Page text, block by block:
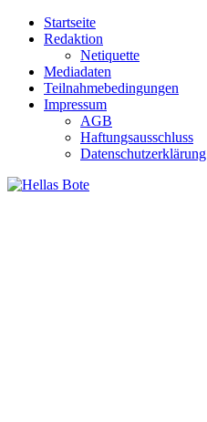
Zum
Inhalt
Startseite
Redaktion
Netiquette
Mediadaten
Teilnahmebedingungen
Impressum
AGB
Haftungsausschluss
Datenschutzerklärung